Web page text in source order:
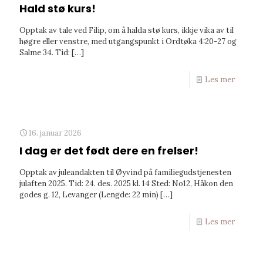
Hald stø kurs!
Opptak av tale ved Filip, om å halda stø kurs, ikkje vika av til
høgre eller venstre, med utgangspunkt i Ordtøka 4:20-27 og
Salme 34. Tid: […]
Les mer
16. januar 2026
I dag er det født dere en frelser!
Opptak av juleandakten til Øyvind på familiegudstjenesten
julaften 2025. Tid: 24. des. 2025 kl. 14 Sted: No12, Håkon den
godes g. 12, Levanger (Lengde: 22 min) […]
Les mer